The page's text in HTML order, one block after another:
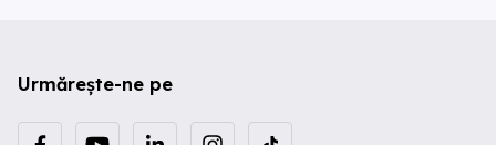
Urmărește-ne pe